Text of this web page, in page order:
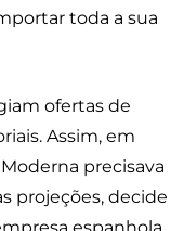
toda a sua
ofertas de
Assim, em
precisava
projeções, decide